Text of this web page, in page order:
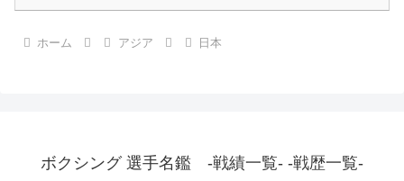
ホーム アジア 日本
ボクシング 選手名鑑 -戦績一覧- -戦歴一覧-